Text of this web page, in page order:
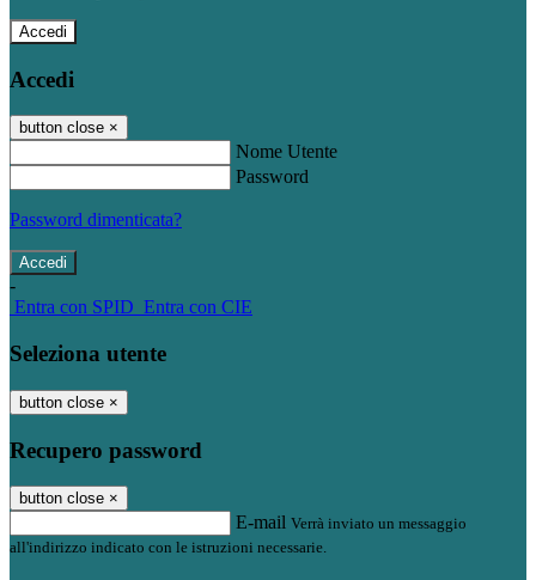
Accedi
Accedi
button close ×
Nome Utente
Password
Password dimenticata?
-
Entra con SPID Entra con CIE
Seleziona utente
button close ×
Recupero password
button close ×
E-mail Verrà inviato un messaggio
all'indirizzo indicato con le istruzioni necessarie.